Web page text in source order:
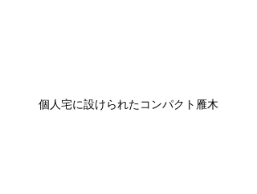
個人宅に設けられたコンパクト雁木